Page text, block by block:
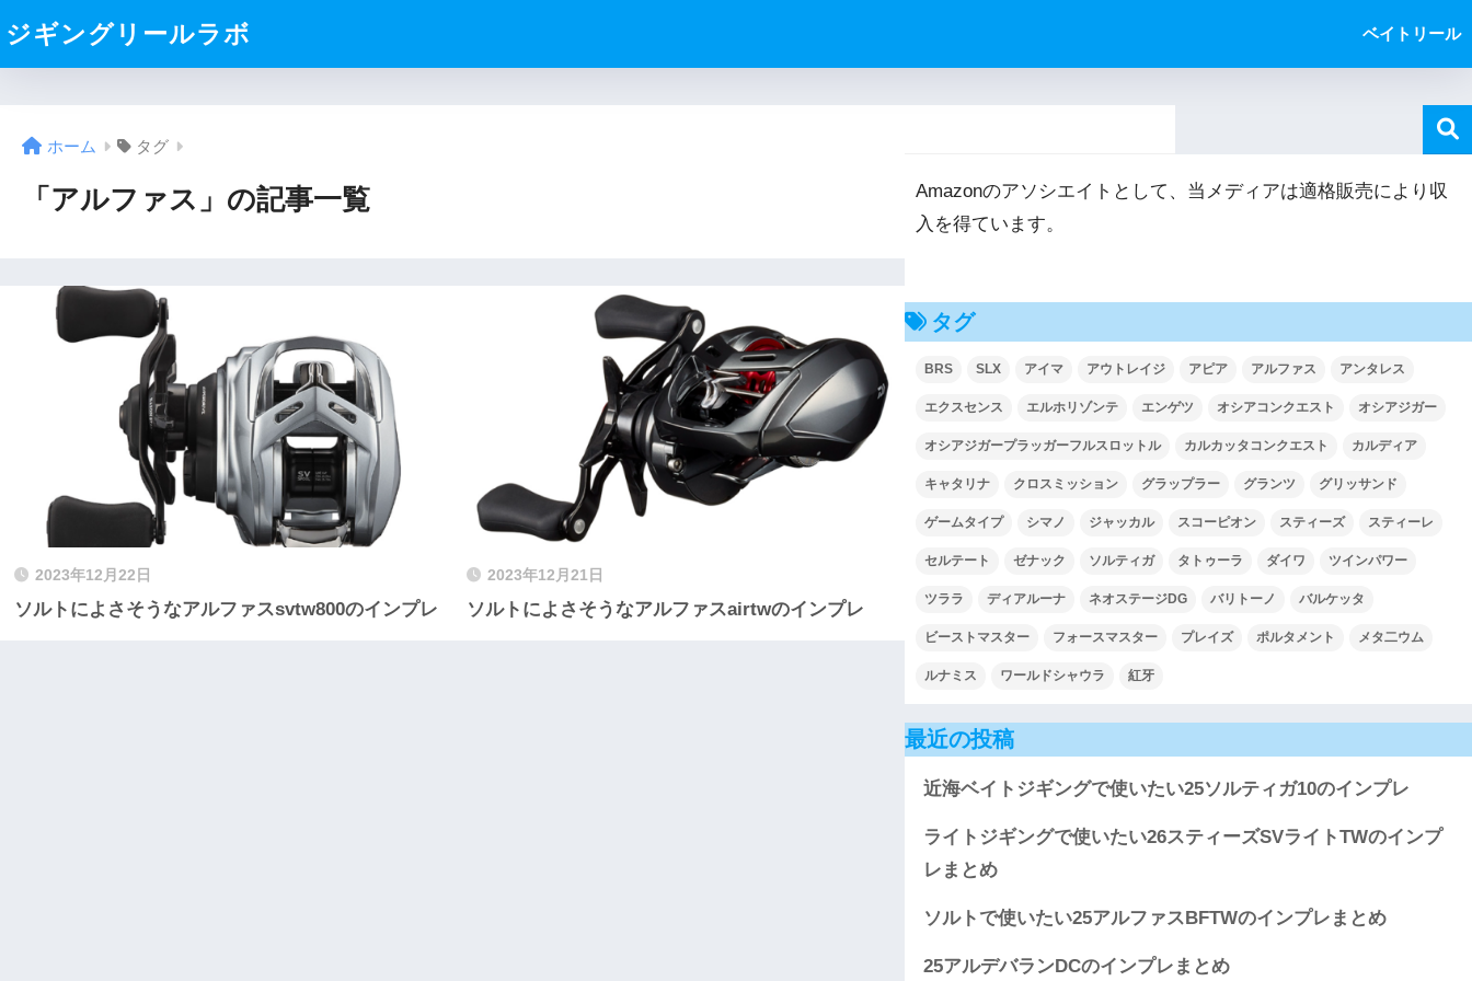
ジギングリールラボ ベイトリール
ホーム タグ
「アルファス」の記事一覧
2023年12月22日
ソルトによさそうなアルファスsvtw800のインプレ
2023年12月21日
ソルトによさそうなアルファスairtwのインプレ
Amazonのアソシエイトとして、当メディアは適格販売により収
入を得ています。
タグ
BRS SLX アイマ アウトレイジ アピア アルファス アンタレス
エクスセンス エルホリゾンテ エンゲツ オシアコンクエスト オシアジガー
オシアジガープラッガーフルスロットル カルカッタコンクエスト カルディア
キャタリナ クロスミッション グラップラー グランツ グリッサンド
ゲームタイプ シマノ ジャッカル スコーピオン スティーズ スティーレ
セルテート ゼナック ソルティガ タトゥーラ ダイワ ツインパワー
ツララ ディアルーナ ネオステージDG バリトーノ バルケッタ
ビーストマスター フォースマスター プレイズ ポルタメント メタ二ウム
ルナミス ワールドシャウラ 紅牙
最近の投稿
近海ベイトジギングで使いたい25ソルティガ10のインプレ
ライトジギングで使いたい26スティーズSVライトTWのインプ
レまとめ
ソルトで使いたい25アルファスBFTWのインプレまとめ
25アルデバランDCのインプレまとめ